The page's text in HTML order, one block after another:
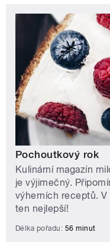
Pochoutkový rok
Kulinární magazín
je výjimečný.
výherních receptů.
ten nejlepší!
Délka pořadu: 56 minut